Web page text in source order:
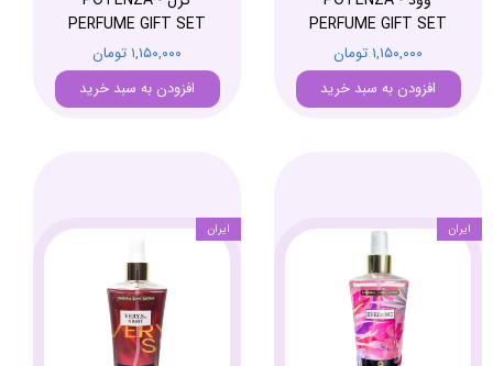
PERFUME GIFT SET
۱,۱۵۰,۰۰۰ تومان
افزودن به سبد خرید
PERFUME GIFT SET
۱,۱۵۰,۰۰۰ تومان
افزودن به سبد خرید
ایران ایران